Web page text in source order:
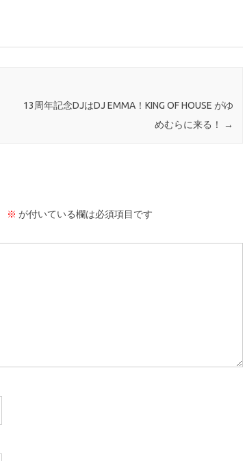
13周年記念DJはDJ EMMA！KING OF HOUSE がゆ
めむらに来る！
→
※ が付いている欄は必須項目です